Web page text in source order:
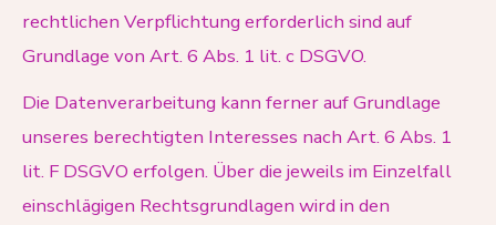
rechtlichen Verpflichtung erforderlich sind auf
Grundlage von Art. 6 Abs. 1 lit. c DSGVO.
Die Datenverarbeitung kann ferner auf Grundlage
unseres berechtigten Interesses nach Art. 6 Abs. 1
lit. F DSGVO erfolgen. Über die jeweils im Einzelfall
einschlägigen Rechtsgrundlagen wird in den